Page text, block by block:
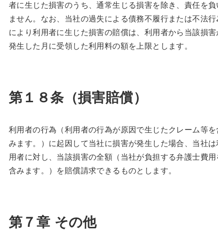
者に生じた損害のうち、通常生じる損害を除き、責任を
ません。なお、当社の過失による債務不履行または不法
により利用者に生じた損害の賠償は、利用者から当該損
発生した月に受領した利用料の額を上限とします。
第１８条（損害賠償）
利用者の行為（利用者の行為が原因で生じたクレーム等
みます。）に起因して当社に損害が発生した場合、当社
用者に対し、当該損害の全額（当社が負担する弁護士費
含みます。）を賠償請求できるものとします。
第７章 その他